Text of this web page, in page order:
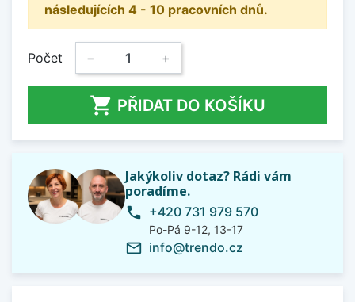
následujících 4 - 10 pracovních dnů.
Počet − +
 PŘIDAT DO KOŠÍKU
Jakýkoliv dotaz? Rádi vám
poradíme.
phone +420 731 979 570
Po-Pá 9-12, 13-17
mail_outline info@trendo.cz